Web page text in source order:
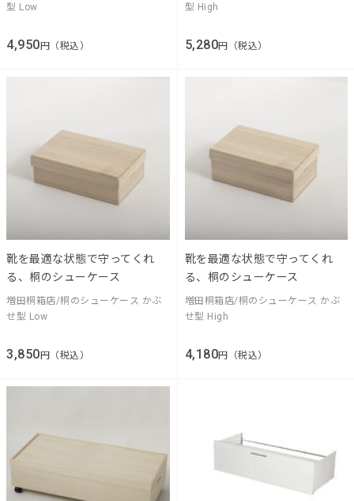
型 Low
4,950円（税込）
型 High
5,280円（税込）
靴を最適な状態で守ってくれ
る、桐のシューケース
増田桐箱店/桐のシューケース かぶ
せ型 Low
3,850 円（税込）
靴を最適な状態で守ってくれ
る、桐のシューケース
増田桐箱店/桐のシューケース かぶ
せ型 High
4,180円（税込）